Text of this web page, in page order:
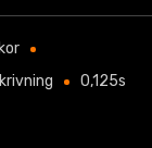
0,125s